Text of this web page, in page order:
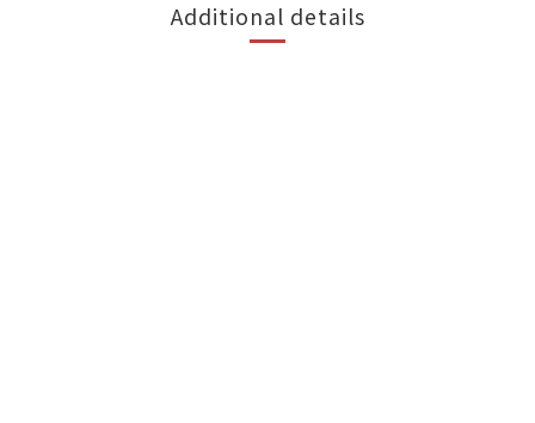
Additional details